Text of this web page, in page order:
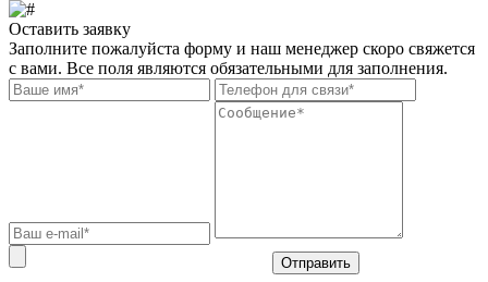
Оставить заявку
Заполните пожалуйста форму и наш менеджер скоро свяжется
с вами. Все поля являются обязательными для заполнения.
Отправить